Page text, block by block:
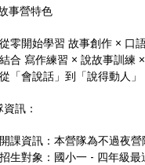
事營特色
從零開始學習 故事創作 × 口
結合 寫作練習 × 說故事訓練
從「會說話」到「說得動人
訊：
開課資訊：本營隊為不過夜
招生對象：國小一 - 四年級